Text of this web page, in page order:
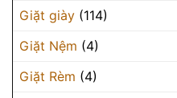
Giặt giày (114)
Giặt Nệm (4)
Giặt Rèm (4)